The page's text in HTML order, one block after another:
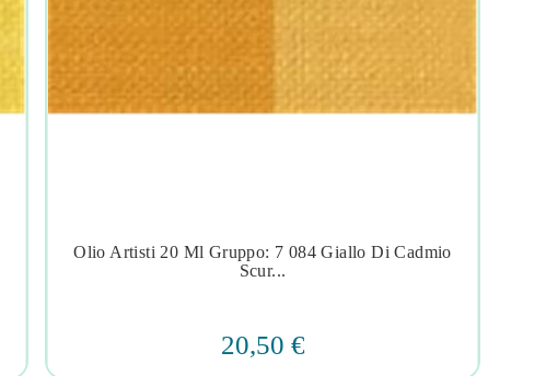

Olio Artisti 20 Ml Gruppo: 7 084 Giallo Di Cadmio
Scur...
20,50 €